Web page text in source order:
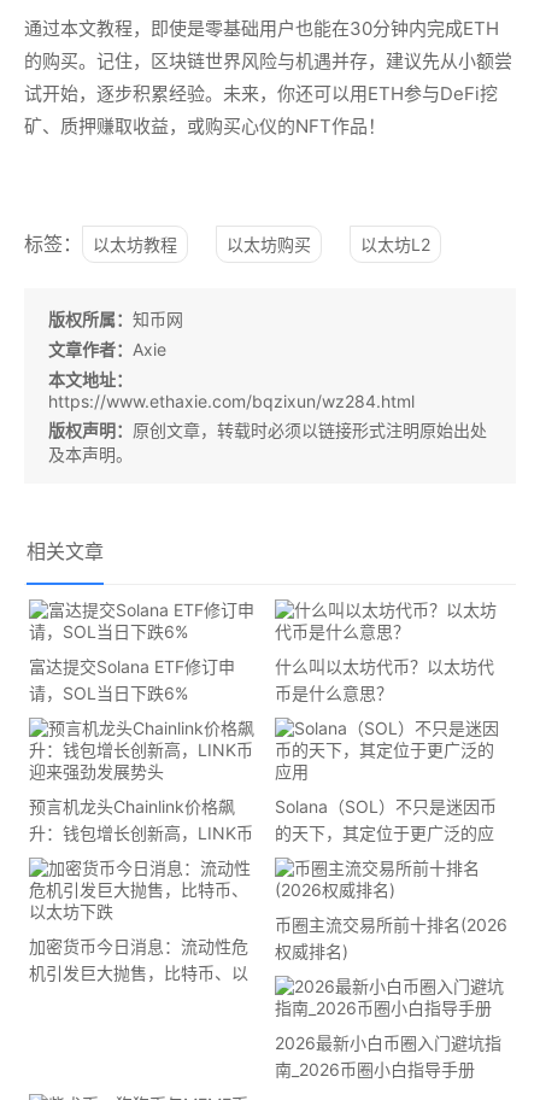
通过本文教程，即使是零基础用户也能在30分钟内完成ETH
的购买。记住，区块链世界风险与机遇并存，建议先从小额尝
试开始，逐步积累经验。未来，你还可以用ETH参与DeFi挖
矿、质押赚取收益，或购买心仪的NFT作品！
标签： 以太坊教程 以太坊购买 以太坊L2
版权所属： 知币网
文章作者： Axie
本文地址：
https://www.ethaxie.com/bqzixun/wz284.html
版权声明： 原创文章，转载时必须以链接形式注明原始出处
及本声明。
相关文章
富达提交Solana ETF修订申
请，SOL当日下跌6%
什么叫以太坊代币？以太坊代
币是什么意思？
预言机龙头Chainlink价格飙
升：钱包增长创新高，LINK币
迎来强劲发展势头
Solana（SOL）不只是迷因币
的天下，其定位于更广泛的应
用
加密货币今日消息：流动性危
机引发巨大抛售，比特币、以
币圈主流交易所前十排名(2026
权威排名)
2026最新小白币圈入门避坑指
南_2026币圈小白指导手册